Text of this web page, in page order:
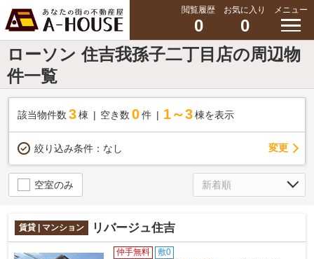
閲覧履歴
0
お気に入り
0
メニュー
ローソン 住吉我孫子二丁目店の周辺物
件一覧
該当物件数 3棟 空き数 0 件 1～3 棟を表示
絞り込み条件： なし 変更
空室のみ
賃貸 | マンション リバージュ住吉
仲手無料 敷0